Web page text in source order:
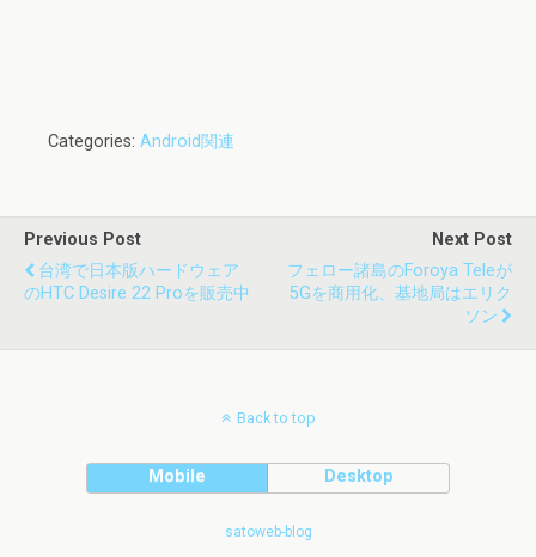
Categories: Android関連
Previous Post
台湾で日本版ハードウェア
のHTC Desire 22 Proを販売中
Next Post
フェロー諸島のForoya Teleが
5Gを商用化、基地局はエリク
ソン
Back to top
Mobile Desktop
satoweb-blog